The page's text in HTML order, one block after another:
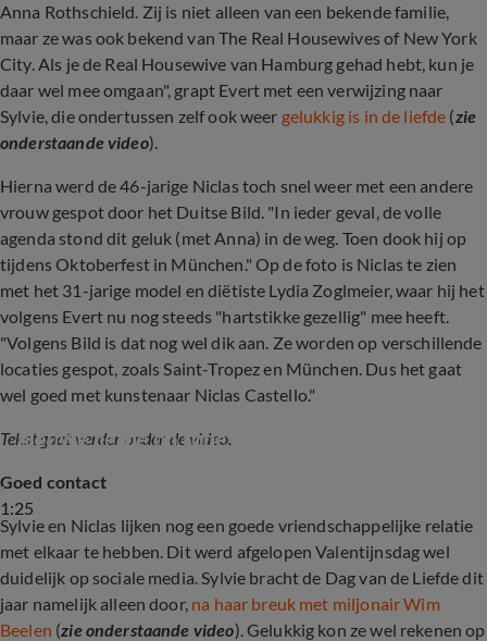
Anna Rothschield. Zij is niet alleen van een bekende familie,
maar ze was ook bekend van The Real Housewives of New York
City. Als je de Real Housewive van Hamburg gehad hebt, kun je
daar wel mee omgaan", grapt Evert met een verwijzing naar
Sylvie, die ondertussen zelf ook weer gelukkig is in de liefde (zie
onderstaande video).
Hierna werd de 46-jarige Niclas toch snel weer met een andere
vrouw gespot door het Duitse Bild. "In ieder geval, de volle
agenda stond dit geluk (met Anna) in de weg. Toen dook hij op
tijdens Oktoberfest in München." Op de foto is Niclas te zien
met het 31-jarige model en diëtiste Lydia Zoglmeier, waar hij het
volgens Evert nu nog steeds "hartstikke gezellig" mee heeft.
"Volgens Bild is dat nog wel dik aan. Ze worden op verschillende
locaties gespot, zoals Saint-Tropez en München. Dus het gaat
wel goed met kunstenaar Niclas Castello."
Tekst gaat verder onder de video.
1:25
Sylvie Meis schittert voor het eerst met
nieuwe liefde op rode loper
Goed contact
Sylvie en Niclas lijken nog een goede vriendschappelijke relatie
met elkaar te hebben. Dit werd afgelopen Valentijnsdag wel
duidelijk op sociale media. Sylvie bracht de Dag van de Liefde dit
jaar namelijk alleen door, na haar breuk met miljonair Wim
Beelen (zie onderstaande video). Gelukkig kon ze wel rekenen op